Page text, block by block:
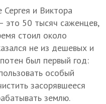
и Виктора
это 50 тысяч саженцев,
стоил около
не из дешевых и
был первый год:
особый
засорявшееся
землю.